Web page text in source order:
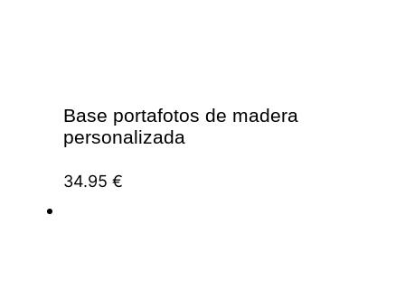
Base portafotos de madera
personalizada
34.95 €